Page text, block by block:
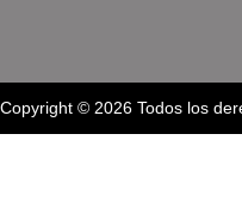
Copyright © 2026 Todos los